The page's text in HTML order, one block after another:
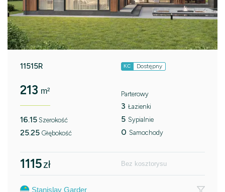
11515R KC Dostępny
213 m²
16.15 Szerokość
25.25 Głębokość
Parterowy
3 Łazienki
5 Sypialnie
0 Samochody
1115zł Bez kosztorysu
Stanislav Garder